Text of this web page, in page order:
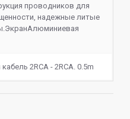
проводников для
надежные литые
2RCA - 2RCA. 0.5m